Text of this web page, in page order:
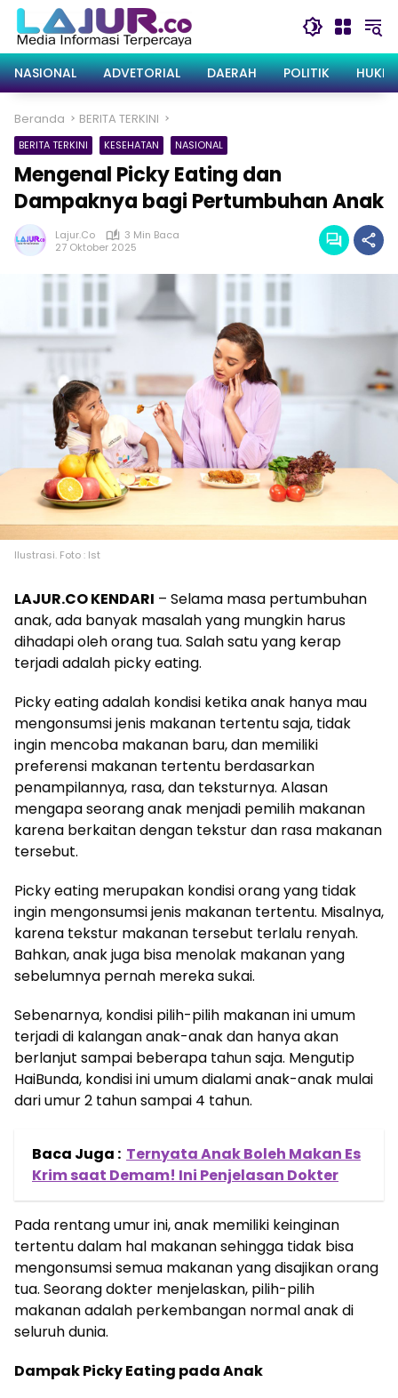
Langsung
konten
NASIONAL
ADVETORIAL DAERAH POLITIK
Beranda BERITA TERKINI
BERITA TERKINI KESEHATAN NASIONAL
Mengenal Picky Eating dan
Dampaknya bagi Pertumbuhan Anak
Lajur.co
3 Min Baca
27 Oktober 2025
Ilustrasi. Foto : Ist
LAJUR.CO KENDARI – Selama masa pertumbuhan
anak, ada banyak masalah yang mungkin harus
dihadapi oleh orang tua. Salah satu yang kerap
terjadi adalah picky eating.
Picky eating adalah kondisi ketika anak hanya mau
mengonsumsi jenis makanan tertentu saja, tidak
ingin mencoba makanan baru, dan memiliki
preferensi makanan tertentu berdasarkan
penampilannya, rasa, dan teksturnya. Alasan
mengapa seorang anak menjadi pemilih makanan
karena berkaitan dengan tekstur dan rasa makanan
tersebut.
Picky eating merupakan kondisi orang yang tidak
ingin mengonsumsi jenis makanan tertentu. Misalnya,
karena tekstur makanan tersebut terlalu renyah.
Bahkan, anak juga bisa menolak makanan yang
sebelumnya pernah mereka sukai.
Sebenarnya, kondisi pilih-pilih makanan ini umum
terjadi di kalangan anak-anak dan hanya akan
berlanjut sampai beberapa tahun saja. Mengutip
HaiBunda, kondisi ini umum dialami anak-anak mulai
dari umur 2 tahun sampai 4 tahun.
Baca Juga : Ternyata Anak Boleh Makan Es
Krim saat Demam! Ini Penjelasan Dokter
Pada rentang umur ini, anak memiliki keinginan
tertentu dalam hal makanan sehingga tidak bisa
mengonsumsi semua makanan yang disajikan orang
tua. Seorang dokter menjelaskan, pilih-pilih
makanan adalah perkembangan normal anak di
seluruh dunia.
Dampak Picky Eating pada Anak